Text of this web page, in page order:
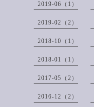
2019-06（1）
2019-02（2）
2018-10（1）
2018-01（1）
2017-05（2）
2016-12（2）